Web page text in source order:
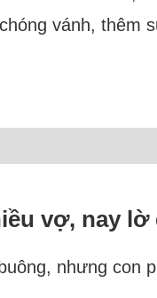
vánh, thêm
vợ, nay
nhưng